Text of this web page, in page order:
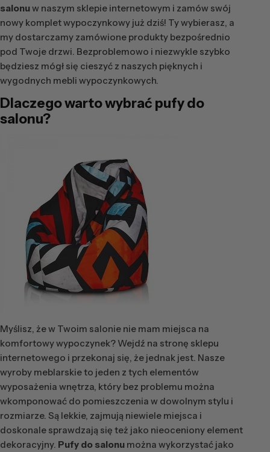
salonuw naszym sklepie internetowym i zamów swój
nowy komplet wypoczynkowy już dziś! Ty wybierasz, a
my dostarczamy zamówione produkty bezpośrednio
pod Twoje drzwi. Bezproblemowo i niezwykle szybko
będziesz mógł się cieszyć z naszych pięknych i
wygodnych mebli wypoczynkowych.
Dlaczego warto wybrać pufy do
salonu?
Myślisz, że w Twoim salonie nie mam miejsca na
komfortowy wypoczynek? Wejdź na stronę sklepu
internetowego i przekonaj się, że jednak jest. Nasze
wyroby meblarskie to jeden z tych elementów
wyposażenia wnętrza, który bez problemu można
wkomponować do pomieszczenia w dowolnym stylu i
rozmiarze. Są lekkie, zajmują niewiele miejsca i
doskonale sprawdzają się też jako nieoceniony element
dekoracyjny. Pufy do salonu można wykorzystać jako